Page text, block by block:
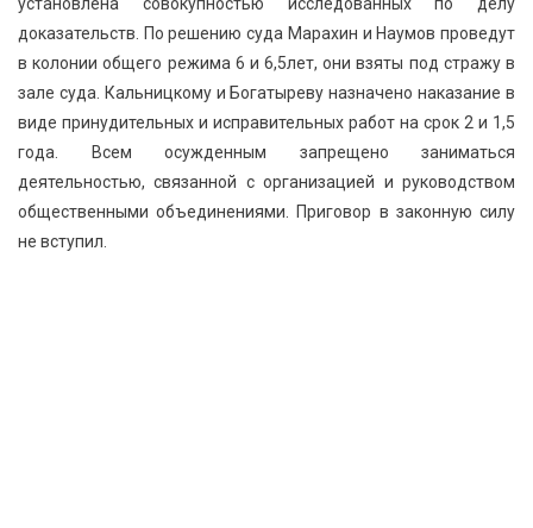
доказательств. По решению суда Марахин и Наумов проведут
в колонии общего режима 6 и 6,5лет, они взяты под стражу в
зале суда. Кальницкому и Богатыреву назначено наказание в
виде принудительных и исправительных работ на срок 2 и 1,5
года. Всем осужденным запрещено заниматься
деятельностью, связанной с организацией и руководством
общественными объединениями. Приговор в законную силу
не вступил.